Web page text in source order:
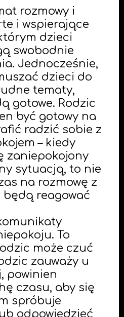
rozmowy i
i wspierające
dzieci
swobodnie
Jednocześnie,
dzieci do
tematy,
gotowe. Rodzic
być gotowy na
radzić sobie z
– kiedy
zaniepokojony
sytuacją, to nie
na rozmowę z
będą reagować
To
może czuć
zauważy u
powinien
czasu, aby się
spróbuje
odpowiedzieć